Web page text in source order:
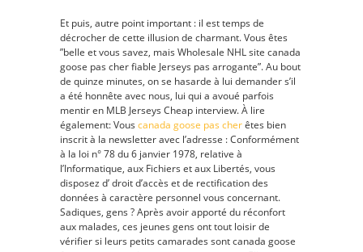
Et puis, autre point important : il est temps de
décrocher de cette illusion de charmant. Vous êtes
”belle et vous savez, mais Wholesale NHL site canada
goose pas cher fiable Jerseys pas arrogante”. Au bout
de quinze minutes, on se hasarde à lui demander s’il
a été honnête avec nous, lui qui a avoué parfois
mentir en MLB Jerseys Cheap interview. À lire
également: Vous canada goose pas cherêtes bien
inscrit à la newsletter avec l’adresse : Conformément
à la loi n° 78 du 6 janvier 1978, relative à
l’Informatique, aux Fichiers et aux Libertés, vous
disposez d’ droit d’accès et de rectification des
données à caractère personnel vous concernant.
Sadiques, gens ? Après avoir apporté du réconfort
aux malades, ces jeunes gens ont tout loisir de
vérifier si leurs petits camarades sont canada goose